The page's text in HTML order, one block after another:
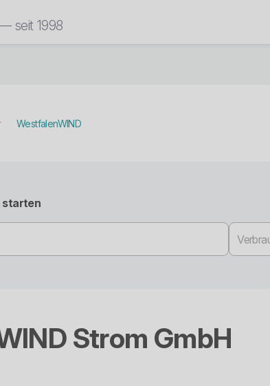
seit 1998
WestfalenWIND
starten
Strom GmbH